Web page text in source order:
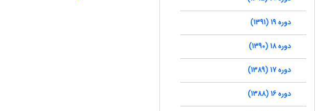
دوره 19 (1391)
دوره 18 (1390)
دوره 17 (1389)
دوره 16 (1388)